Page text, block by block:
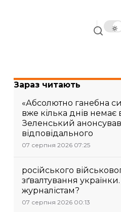
Зараз читають
«Абсолютно ганебна
вже кілька днів немає
Зеленський
відповідального
07 серпня 2026 07:25
російського
зґвалтування
журналістам?
07 серпня 2026 00:13